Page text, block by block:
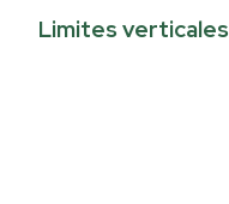
Limites verticales